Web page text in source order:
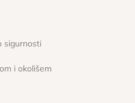
sigurnosti
i okolišem